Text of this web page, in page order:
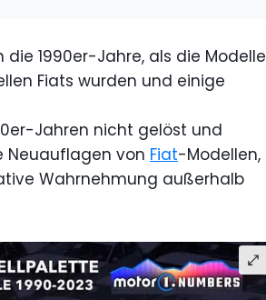
1990er-Jahre, als die Modelle
Fiats wurden und einige
Jahren nicht gelöst und
Neuauflagen von Fiat-Modellen,
Wahrnehmung außerhalb